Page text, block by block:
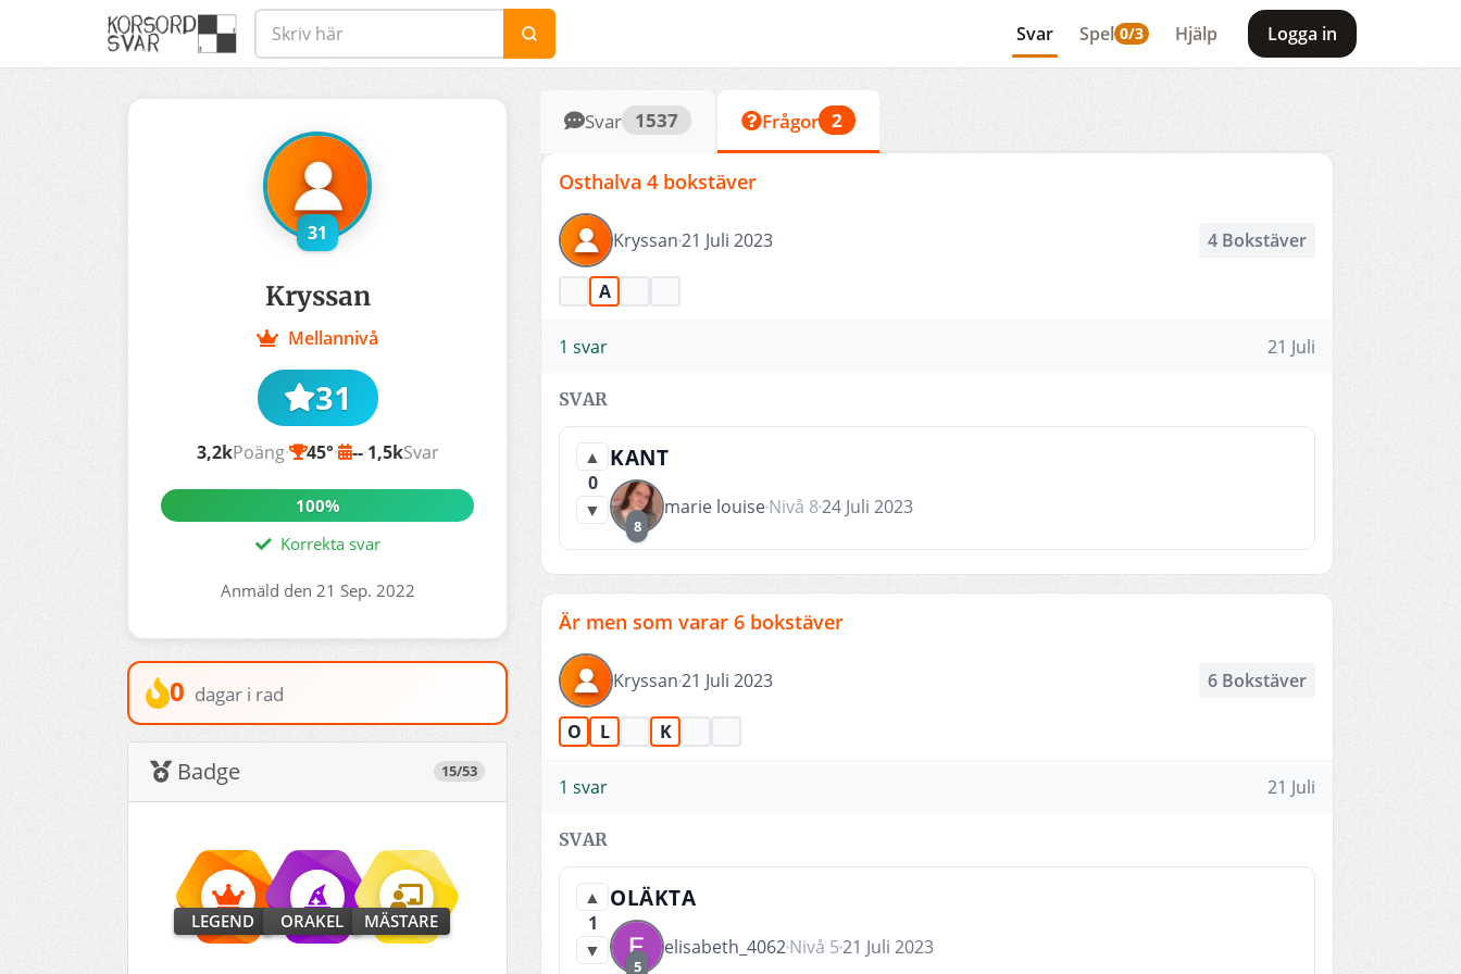
Svar Spel 0/3 Hjälp Logga in
31
Kryssan
Mellannivå
31
3,2kPoäng· 45°· --·1,5kSvar
100%
Korrekta svar
Anmäld den 21 Sep. 2022
0 dagar i rad
Badge 15/53
LEGEND ORAKEL MÄSTARE
Svar 1537 Frågor 2
Osthalva 4 bokstäver
Kryssan21 Juli 2023 4 Bokstäver
A
1 svar 21 Juli
SVAR
▲
0
▼
KANT
8
marie louiseNivå 824 Juli 2023
Är men som varar 6 bokstäver
Kryssan21 Juli 2023 6 Bokstäver
O L K
1 svar 21 Juli
SVAR
▲
1
▼
OLÄKTA
5
elisabeth_4062Nivå 521 Juli 2023